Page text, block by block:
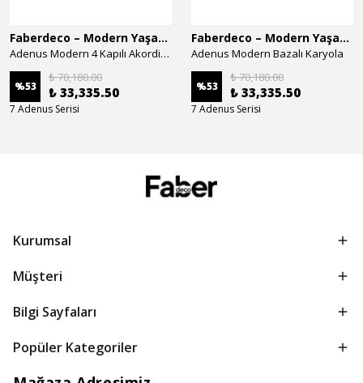
Faberdeco – Modern Yaşam Alanları İçin Özel Tasarım Mobilyalar
Adenus Modern 4 Kapılı Akordion Dolap
%53
₺ 70,180.00
₺ 33,335.50
7 Adenus Serisi
Faberdeco – Modern Yaşam Alanları İçin Özel Tasarım Mobilyalar
Adenus Modern Bazalı Karyola
%53
₺ 70,180.00
₺ 33,335.50
7 Adenus Serisi
Kurumsal
Müşteri
Bilgi Sayfaları
Popüler Kategoriler